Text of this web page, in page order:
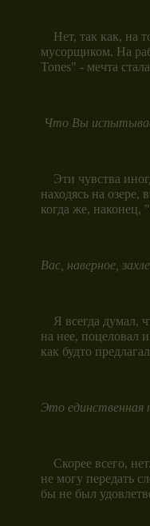
Нет, так как, на
мусорщиком. На
Tones" - мечта
Что Вы
Эти чувства
находясь на
когда же,
Вас, наверное,
Я всегда думал,
на нее, поцеловал
как будто
Это единственная
Скорее всего,
не могу передать
бы не был